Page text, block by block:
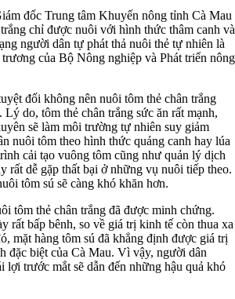
đốc Trung tâm Khuyến nông tỉnh Cà Mau
chỉ được nuôi với hình thức thâm canh và
người dân tự phát thả nuôi thẻ tự nhiên là
của Bộ Nông nghiệp và Phát triển nông
đối không nên nuôi tôm thẻ chân trắng
do, tôm thẻ chân trắng sức ăn rất mạnh,
sẽ làm môi trường tự nhiên suy giảm
nuôi tôm theo hình thức quảng canh hay lúa
cải tạo vuông tôm cũng như quản lý dịch
rất dễ gặp thất bại ở những vụ nuôi tiếp theo.
tôm sú sẽ càng khó khăn hơn.
tôm thẻ chân trắng đã được minh chứng.
rất bấp bênh, so về giá trị kinh tế còn thua xa
mặt hàng tôm sú đã khẳng định được giá trị
đặc biệt của Cà Mau. Vì vậy, người dân
lợi trước mắt sẽ dẫn đến những hậu quả khó